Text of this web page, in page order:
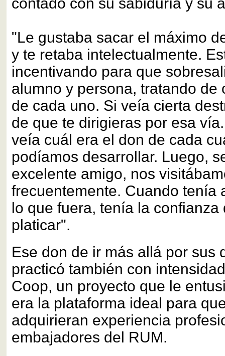
"Le gustaba sacar el máximo
y te retaba intelectualmente.
incentivando para que
alumno y persona, tratando de
de cada uno. Si veía cierta
de que te dirigieras por esa
veía cuál era el don de cada
podíamos desarrollar. Luego,
excelente amigo, nos
frecuentemente. Cuando tenía
lo que fuera, tenía la confianza
platicar".
Ese don de ir más allá por sus
practicó también con
Coop, un proyecto que le
era la plataforma ideal para
adquirieran experiencia
embajadores del RUM.